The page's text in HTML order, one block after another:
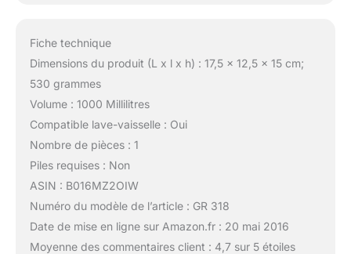
Fiche technique
Dimensions du produit (L x l x h) : 17,5 x 12,5 x 15 cm;
530 grammes
Volume : 1000 Millilitres
Compatible lave-vaisselle : Oui
Nombre de pièces : 1
Piles requises : Non
ASIN : B016MZ2OIW
Numéro du modèle de l’article : GR 318
Date de mise en ligne sur Amazon.fr : 20 mai 2016
Moyenne des commentaires client : 4,7 sur 5 étoiles